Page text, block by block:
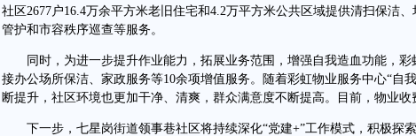
社区2677户16.4万余平方米老旧住宅和4.2万平方米公共区域提供清扫保洁
管护和市容秩序巡查等服务。
同时，为进一步提升作业能力，拓展业务范围，增强自我造血功能，彩
接办公场所保洁、家政服务等10余项增值服务。随着彩虹物业服务中心“自
断提升，社区环境也更加干净、清爽，群众满意度不断提高。目前，物业收
下一步，七星岗街道领事巷社区将持续深化“党建+”工作模式，积极探索